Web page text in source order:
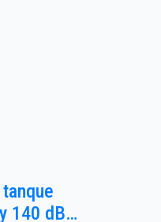
140 dB…